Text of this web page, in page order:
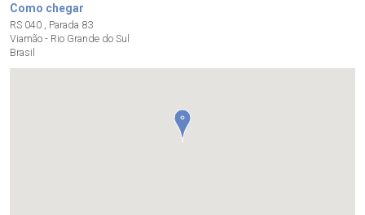
Como chegar
RS 040 , Parada 83
Viamão - Rio Grande do Sul
Brasil